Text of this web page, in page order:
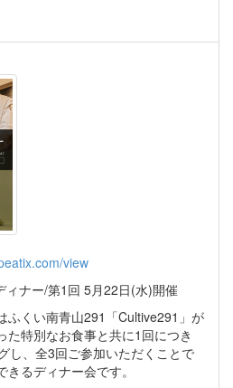
view
ィナー/第1回 5月22日(水)開催
ふくい南青山291「Cultive291」が
た特別なお食事と共に1回につき
し、全3回ご参加いただくことで
るディナー会です。